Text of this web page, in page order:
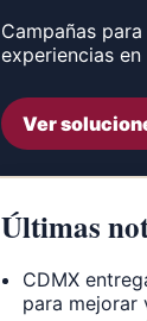
Campañas
experiencias en
Ver
Últimas
CDMX
para mejorar